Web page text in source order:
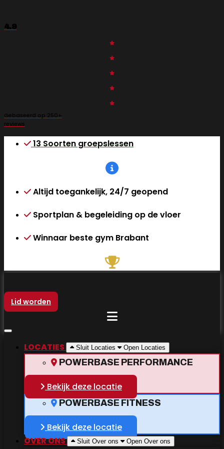
4.9
Gebaseerd op 250+
reviews
13 Soorten groepslessen
Altijd toegankelijk, 24/7 geopend
Sportplan & begeleiding op de vloer
Winnaar beste gym Brabant
Lid worden
LOCATIES Sluit Locaties Open Locaties
POWERBASE PERFORMANCE
Bekijk deze locatie
POWERBASE FITNESS
Bekijk deze locatie
OVER ONS
Sluit Over ons Open Over ons
BBB KILLERBODY
500 Kcal
60 min